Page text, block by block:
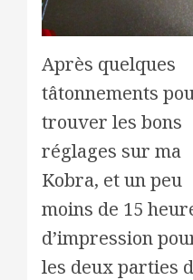
Après quelques
tâtonnements
trouver les bons
réglages sur ma
Kobra, et un peu
moins de 15
d’impression
les deux parties